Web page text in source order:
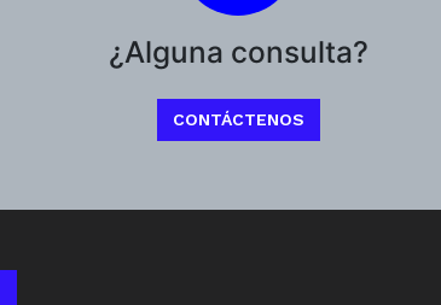
¿Alguna consulta?
CONTÁCTENOS